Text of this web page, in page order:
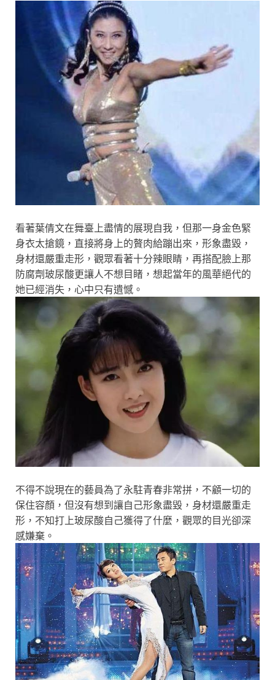
看著葉倩文在舞臺上盡情的展現自我，但那一身金色緊
身衣太搶鏡，直接將身上的贅肉給蹦出來，形象盡毀，
身材還嚴重走形，觀眾看著十分辣眼睛，再搭配臉上那
防腐劑玻尿酸更讓人不想目睹，想起當年的風華絕代的
她已經消失，心中只有遺憾。
不得不說現在的藝員為了永駐青春非常拼，不顧一切的
保住容顏，但沒有想到讓自己形象盡毀，身材還嚴重走
形，不知打上玻尿酸自己獲得了什麼，觀眾的目光卻深
感嫌棄。